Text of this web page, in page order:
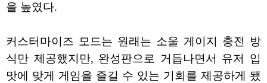
을 높였다.
커스터마이즈 모드는 원래는 소울 게이지 충전 방
식만 제공했지만, 완성판으로 거듭나면서 유저 입
맛에 맞게 게임을 즐길 수 있는 기회를 제공하게 됐